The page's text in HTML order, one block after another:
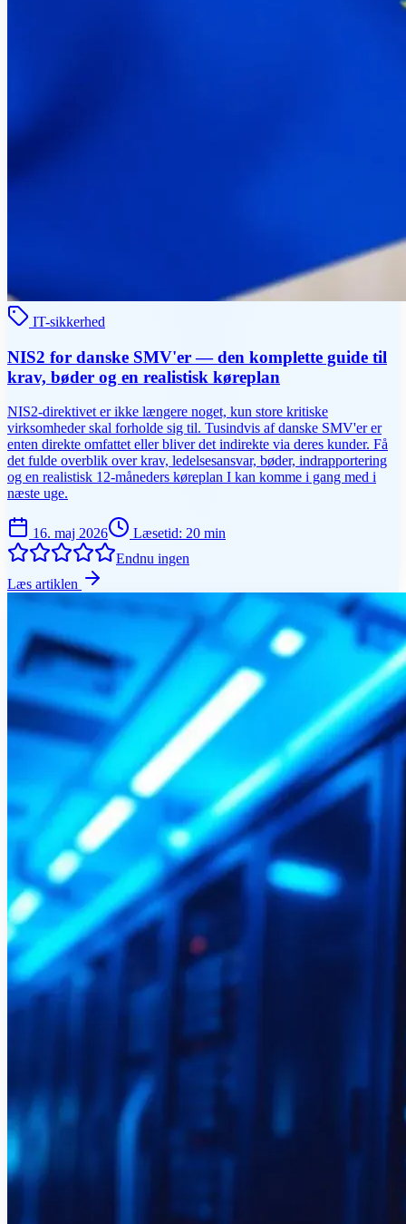
IT-sikkerhed
NIS2 for danske SMV'er — den komplette guide til
krav, bøder og en realistisk køreplan
NIS2-direktivet er ikke længere noget, kun store kritiske
virksomheder skal forholde sig til. Tusindvis af danske SMV'er er
enten direkte omfattet eller bliver det indirekte via deres kunder. Få
det fulde overblik over krav, ledelsesansvar, bøder, indrapportering
og en realistisk 12-måneders køreplan I kan komme i gang med i
næste uge.
16. maj 2026 Læsetid: 20 min
Endnu ingen
Læs artiklen